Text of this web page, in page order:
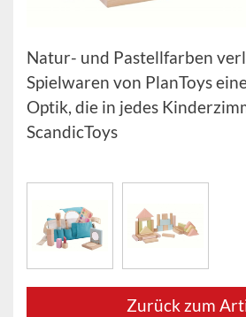
Natur- und Pastellfarben
Spielwaren von PlanToys
Optik, die in jedes
ScandicToys
Zurück zum